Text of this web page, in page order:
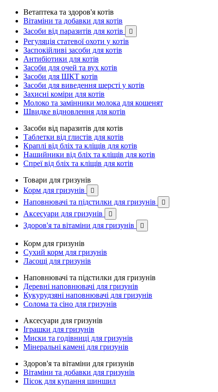
Ветаптека та здоров'я котів
Вітаміни та добавки для котів
Засоби від паразитів для котів

Регуляція статевої охоти у котів
Заспокійливі засоби для котів
Антибіотики для котів
Засоби для очей та вух котів
Засоби для ШКТ котів
Засоби для виведення шерсті у котів
Захисні коміри для котів
Молоко та замінники молока для кошенят
Швидке відновлення для котів
Засоби від паразитів для котів
Таблетки від глистів для котів
Краплі від бліх та кліщів для котів
Нашийники від бліх та кліщів для котів
Спреї від бліх та кліщів для котів
Товари для гризунів
Корм для гризунів

Наповнювачі та підстилки для гризунів 
Аксесуари для гризунів 
Здоров'я та вітаміни для гризунів 
Корм для гризунів
Сухий корм для гризунів
Ласощі для гризунів
Наповнювачі та підстилки для гризунів
Деревні наповнювачі для гризунів
Кукурудзяні наповнювачі для гризунів
Солома та сіно для гризунів
Аксесуари для гризунів
Іграшки для гризунів
Миски та годівниці для гризунів
Мінеральні камені для гризунів
Здоров'я та вітаміни для гризунів
Вітаміни та добавки для гризунів
Пісок для купання шиншил